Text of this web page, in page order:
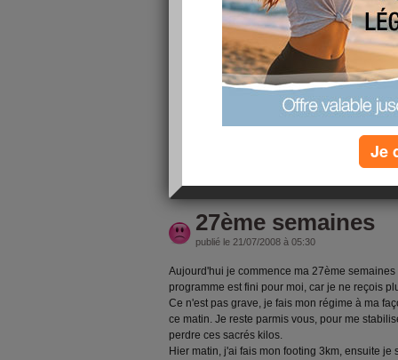
explication: je l'étouffe, donc je dois prendre
lui poser de questions... J'aurai aimé que son
était absent. Elle vient déjeuner à midi, on
vraiment dur pour moi, je n'arrive pas a couper
27ème semaines
publié le 21/07/2008 à 05:30
Aujourd'hui je commence ma 27ème
programme est fini pour moi, car je ne reçois
Ce n'est pas grave, je fais mon régime à ma
ce matin. Je reste parmis vous, pour me
perdre ces sacrés kilos.
Hier matin, j'ai fais mon footing 3km, ensuite je
Je